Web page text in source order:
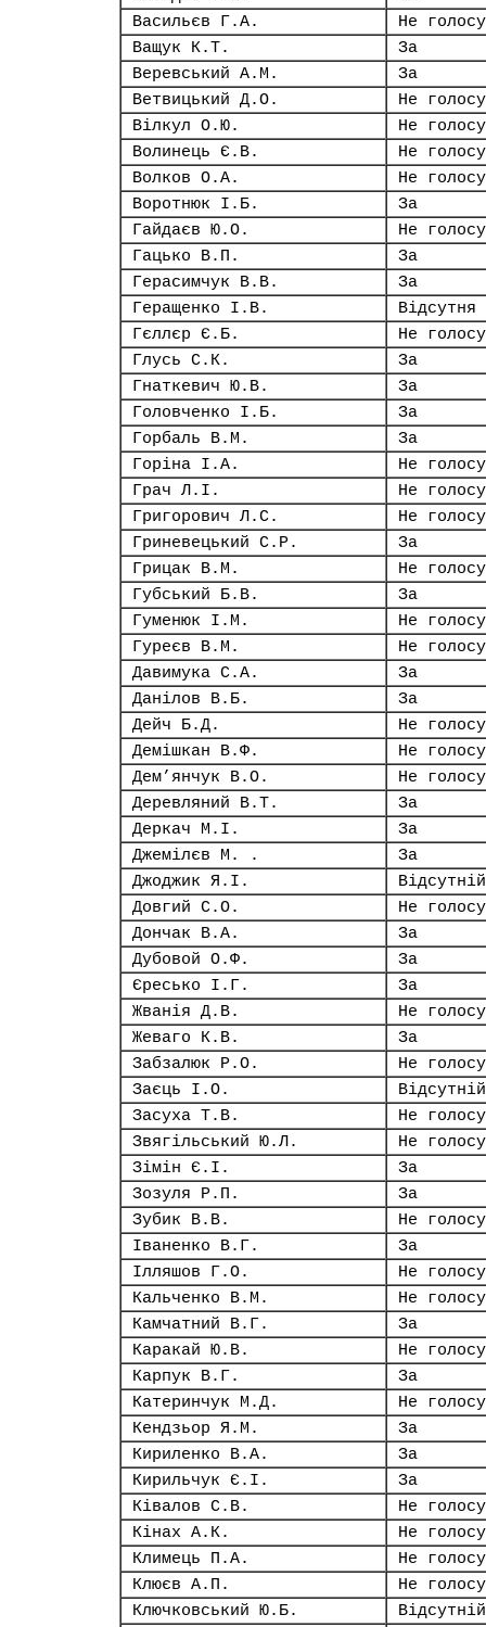
Васильєв Г.А.
Не
Ващук К.Т.
За
Веревський А.М.
За
Ветвицький Д.О.
Не
Вілкул О.Ю.
Не
Волинець Є.В.
Не
Волков О.А.
Не
Воротнюк І.Б.
За
Гайдаєв Ю.О.
Не
Гацько В.П.
За
Герасимчук В.В.
За
Геращенко І.В.
Відсутня
Гєллєр Є.Б.
Не
Глусь С.К.
За
Гнаткевич Ю.В.
За
Головченко І.Б.
За
Горбаль В.М.
За
Горіна І.А.
Не
Грач Л.І.
Не
Григорович Л.С.
Не
Гриневецький С.Р.
За
Грицак В.М.
Не
Губський Б.В.
За
Гуменюк І.М.
Не
Гуреєв В.М.
Не
Давимука С.А.
За
Данілов В.Б.
За
Дейч Б.Д.
Не
Демішкан В.Ф.
Не
Дем’янчук В.О.
Не
Деревляний В.Т.
За
Деркач М.І.
За
Джемілєв М. .
За
Джоджик Я.І.
Відсутній
Довгий С.О.
Не
Дончак В.А.
За
Дубовой О.Ф.
За
Єресько І.Г.
За
Жванія Д.В.
Не
Жеваго К.В.
За
Забзалюк Р.О.
Не
Заєць І.О.
Відсутній
Засуха Т.В.
Не
Звягільський Ю.Л.
Не
Зімін Є.І.
За
Зозуля Р.П.
За
Зубик В.В.
Не
Іваненко В.Г.
За
Ілляшов Г.О.
Не
Кальченко В.М.
Не
Камчатний В.Г.
За
Каракай Ю.В.
Не
Карпук В.Г.
За
Катеринчук М.Д.
Не
Кендзьор Я.М.
За
Кириленко В.А.
За
Кирильчук Є.І.
За
Ківалов С.В.
Не
Кінах А.К.
Не
Климець П.А.
Не
Клюєв А.П.
Не
Ключковський Ю.Б.
Відсутній